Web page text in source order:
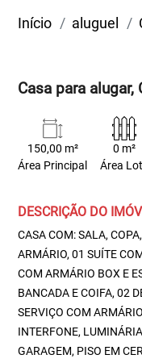
Início aluguel
Casa para
150,00 m²
Área Principal
0 m²
Área
DESCRIÇÃO DO
CASA COM: SALA,
ARMÁRIO, 01 SUÍTE
COM ARMÁRIO BOX E
BANCADA E COIFA, 02
SERVIÇO COM
INTERFONE,
GARAGEM, PISO EM